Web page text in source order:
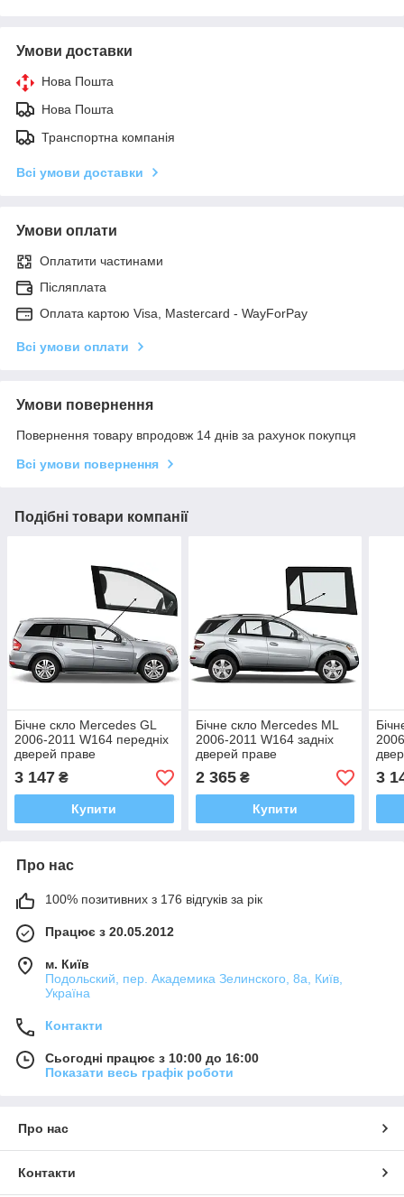
Умови доставки
Нова Пошта
Нова Пошта
Транспортна компанія
Всі умови доставки
Умови оплати
Оплатити частинами
Післяплата
Оплата картою Visa, Mastercard - WayForPay
Всі умови оплати
Умови повернення
Повернення товару впродовж 14 днів за рахунок покупця
Всі умови повернення
Подібні товари компанії
Бічне скло Mercedes GL
2006-2011 W164 передніх
дверей праве
3 147 ₴
Купити
Бічне скло Mercedes ML
2006-2011 W164 задніх
дверей праве
2 365₴
Купити
3
Про нас
100% позитивних з 176 відгуків за рік
Працює з 20.05.2012
м. Київ
Подольский, пер. Академика Зелинского, 8а, Київ,
Україна
Контакти
Сьогодні працює з 10:00 до 16:00
Показати весь графік роботи
Про нас
Контакти